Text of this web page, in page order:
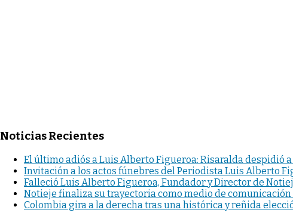
Noticias Recientes
El último adiós a Luis Alberto Figueroa: Risaralda despidió
Invitación a los actos fúnebres del Periodista Luis Alberto
Falleció Luis Alberto Figueroa, Fundador y Director de
Notieje finaliza su trayectoria como medio de
Colombia gira a la derecha tras una histórica y reñida